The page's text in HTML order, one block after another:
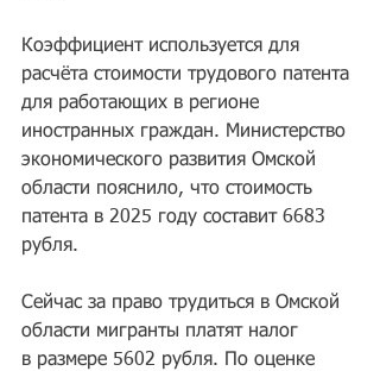
Коэффициент используется для
расчёта стоимости трудового патента
для работающих в регионе
иностранных граждан. Министерство
экономического развития Омской
области пояснило, что стоимость
патента в 2025 году составит 6683
рубля.
Сейчас за право трудиться в Омской
области мигранты платят налог
в размере 5602 рубля. По оценке